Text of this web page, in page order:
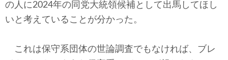
ビル・ガーツ
の人に2024年の同党大統領候補として出馬してほし
いと考えていることが分かった。
これは保守系団体の世論調査でもなければ、ブレ